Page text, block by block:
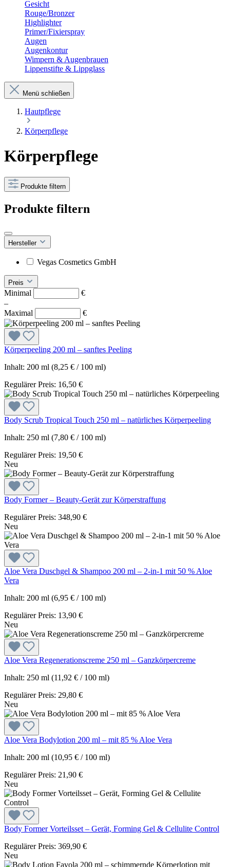
Gesicht
Rouge/Bronzer
Highlighter
Primer/Fixierspray
Augen
Augenkontur
Wimpern & Augenbrauen
Lippenstifte & Lippglass
Menü schließen
Hautpflege
Körperpflege
Körperpflege
Produkte filtern
Produkte filtern
Hersteller
Vegas Cosmetics GmbH
Preis
Minimal
€
–
Maximal
€
Körperpeeling 200 ml – sanftes Peeling
Inhalt: 200 ml (8,25 € / 100 ml)
Regulärer Preis: 16,50 €
Body Scrub Tropical Touch 250 ml – natürliches Körperpeeling
Inhalt: 250 ml (7,80 € / 100 ml)
Regulärer Preis: 19,50 €
Neu
Body Former – Beauty-Gerät zur Körperstraffung
Regulärer Preis: 348,90 €
Neu
Aloe Vera Duschgel & Shampoo 200 ml – 2-in-1 mit 50 % Aloe
Vera
Inhalt: 200 ml (6,95 € / 100 ml)
Regulärer Preis: 13,90 €
Neu
Aloe Vera Regenerationscreme 250 ml – Ganzkörpercreme
Inhalt: 250 ml (11,92 € / 100 ml)
Regulärer Preis: 29,80 €
Neu
Aloe Vera Bodylotion 200 ml – mit 85 % Aloe Vera
Inhalt: 200 ml (10,95 € / 100 ml)
Regulärer Preis: 21,90 €
Neu
Body Former Vorteilsset – Gerät, Forming Gel & Cellulite Control
Regulärer Preis: 369,90 €
Neu